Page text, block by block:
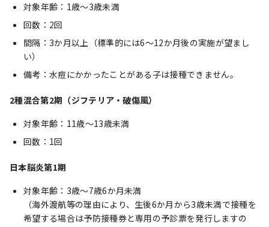
対象年齢：1歳～3歳未満
回数：2回
間隔：3か月以上（標準的には6～12か月後の実施が望まし
い）
備考：水痘にかかったことがある子は接種できません。
2種混合第2期（ジフテリア・破傷風）
対象年齢：11歳～13歳未満
回数：1回
日本脳炎第1期
対象年齢：3歳～7歳6か月未満
（海外渡航等の理由により、生後6か月から3歳未満で接種を
希望する場合は予防接種券と専用の予診票を発行しますの